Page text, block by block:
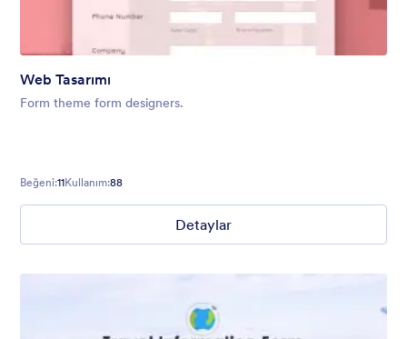
Web Tasarımı
Form theme form designers.
Beğeni:11Kullanım:88
Detaylar